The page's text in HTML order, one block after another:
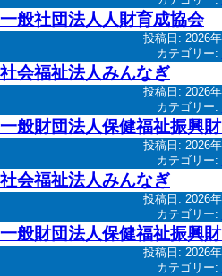
一般社団法人人財育成協会
投稿日: 2026
カテゴリー:
社会福祉法人みんなぎ
投稿日: 2026
カテゴリー:
一般財団法人保健福祉振興財
投稿日: 2026
カテゴリー:
社会福祉法人みんなぎ
投稿日: 2026
カテゴリー:
一般財団法人保健福祉振興財
投稿日: 2026
カテゴリー: